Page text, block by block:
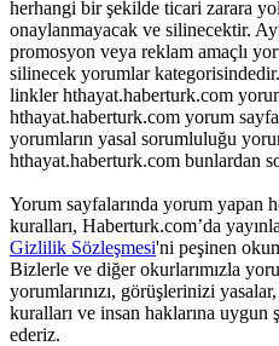
herhangi bir şekilde ticari zarara
onaylanmayacak ve silinecektir.
promosyon veya reklam amaçlı
silinecek yorumlar
linkler hthayat.haberturk.com
hthayat.haberturk.com yorum
yorumların yasal sorumluluğu
hthayat.haberturk.com bunlardan
Yorum sayfalarında yorum yapan
kuralları, Haberturk.com’da
Gizlilik Sözleşmesi'ni peşinen
Bizlerle ve diğer okurlarımızla
yorumlarınızı, görüşlerinizi
kuralları ve insan haklarına uygun
ederiz.